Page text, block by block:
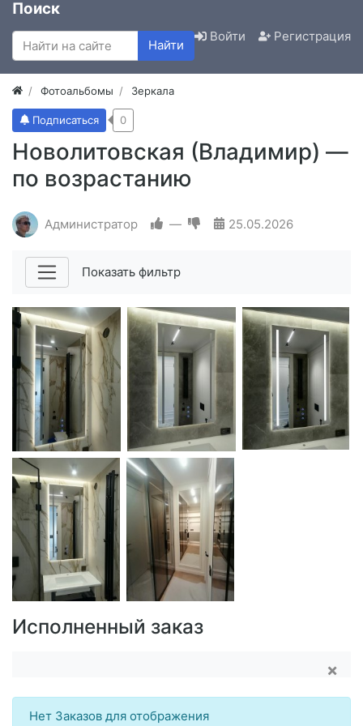
Поиск
Найти
Войти Регистрация
Фотоальбомы Зеркала
Новолитовская (Владимир) —
по возрастанию
Подписаться 0
Администратор — 25.05.2026
Показать фильтр
Исполненный заказ
×
Нет Заказов для отображения